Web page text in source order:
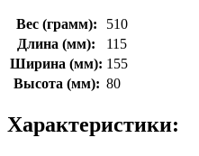
Вес (грамм):
510
Длина (мм):
115
Ширина (мм): 155
Высота (мм): 80
Характеристики: